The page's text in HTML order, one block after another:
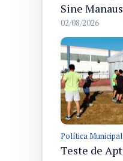
02/08/2026
Política Municipal